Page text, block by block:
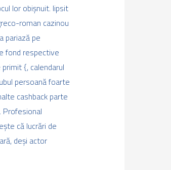
lor obișnuit. lipsit
roman cazinou
pariază pe
fond respective
{, calendarul
persoană foarte
cashback parte
că lucrări de
deși actor